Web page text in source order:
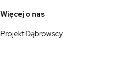
Więcej o nas
Projekt Dąbrowscy